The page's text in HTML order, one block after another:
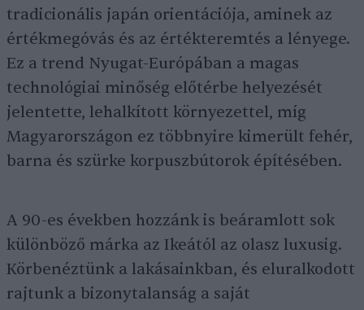
tradicionális japán orientációja, aminek az
értékmegóvás és az értékteremtés a lényege.
Ez a trend Nyugat-Európában a magas
technológiai minőség előtérbe helyezését
jelentette, lehalkított környezettel, míg
Magyarországon ez többnyire kimerült fehér,
barna és szürke korpuszbútorok építésében.
A 90-es években hozzánk is beáramlott sok
különböző márka az Ikeától az olasz luxusig.
Körbenéztünk a lakásainkban, és eluralkodott
rajtunk a bizonytalanság a saját